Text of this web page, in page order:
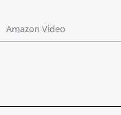
Amazon Video